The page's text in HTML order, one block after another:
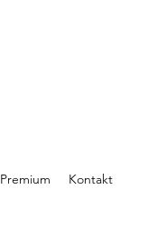
Premium Kontakt